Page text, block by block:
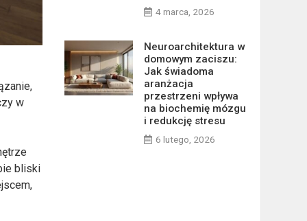
w
bliski
4 marca, 2026
Neuroarchitektura w
domowym zaciszu:
Jak świadoma
aranżacja
przestrzeni wpływa
na biochemię mózgu
i redukcję stresu
6 lutego, 2026